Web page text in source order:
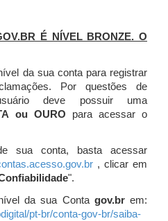
É NÍVEL BRONZE. O
da sua conta para registrar
Por questões de
deve possuir uma
ou OURO para acessar o
sua conta, basta acessar
, clicar em
".
da sua Conta gov.brem:
pt-br/conta-gov-br/saiba-